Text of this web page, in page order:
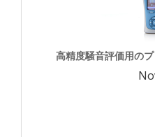
高精度騒音評価用の